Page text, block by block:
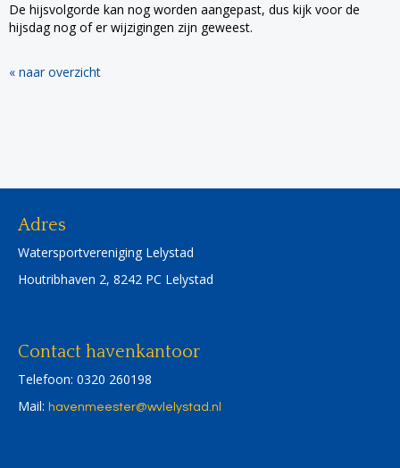
De hijsvolgorde kan nog worden aangepast, dus kijk voor de
hijsdag nog of er wijzigingen zijn geweest.
« naar overzicht
Adres
Watersportvereniging Lelystad
Houtribhaven 2, 8242 PC Lelystad
Contact havenkantoor
Telefoon: 0320 260198
Mail: retseemnevah@wvlelystad.nl